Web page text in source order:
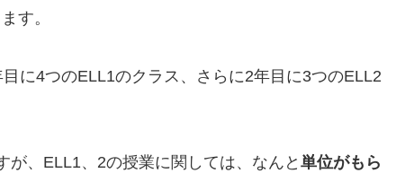
す。
に4つのELL1のクラス、さらに2年目に3つのELL2
、ELL1、2の授業に関しては、なんと単位がもら